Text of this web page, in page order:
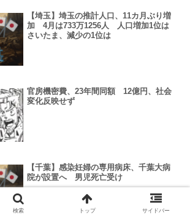
【埼玉】埼玉の推計人口、11カ月ぶり増
加 4月は733万1256人 人口増加1位は
さいたま、減少の1位は
官房機密費、23年間同額 12億円、社会
変化反映せず
【千葉】感染妊婦の専用病床、千葉大病
院が設置へ 男児死亡受け
検索 トップ サイドバー